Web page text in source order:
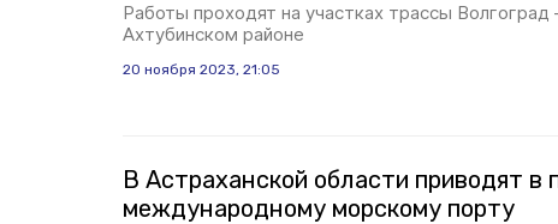
Работы проходят на участках трассы
Ахтубинском районе
20 ноября 2023, 21:05
В Астраханской области приводят в
международному морскому порту